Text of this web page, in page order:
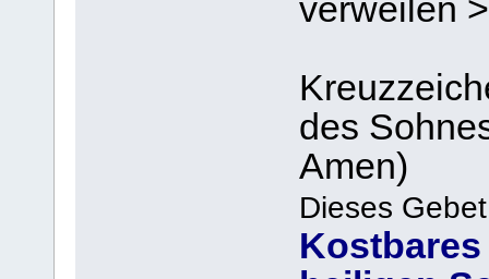
verweilen >
des
Amen)
Dieses Gebet